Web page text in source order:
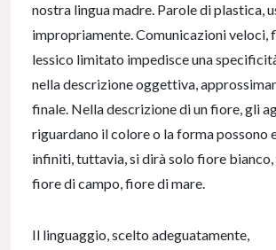
nostra lingua madre. Parole di plastica,
impropriamente. Comunicazioni veloci,
lessico limitato impedisce una
nella descrizione oggettiva,
finale. Nella descrizione di un fiore, gli
riguardano il colore o la forma possono
infiniti, tuttavia, si dirà solo fiore
fiore di campo, fiore di mare.
Il linguaggio, scelto adeguatamente,